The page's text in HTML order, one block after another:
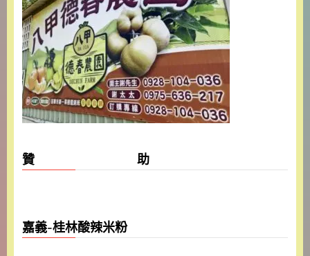
贊 助
嘉義-桂林酸辣米粉